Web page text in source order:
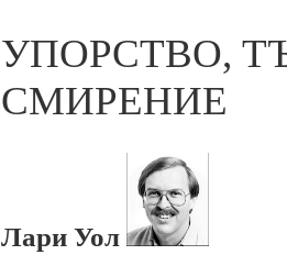
УПОРСТВО,
СМИРЕНИЕ
Лари Уол